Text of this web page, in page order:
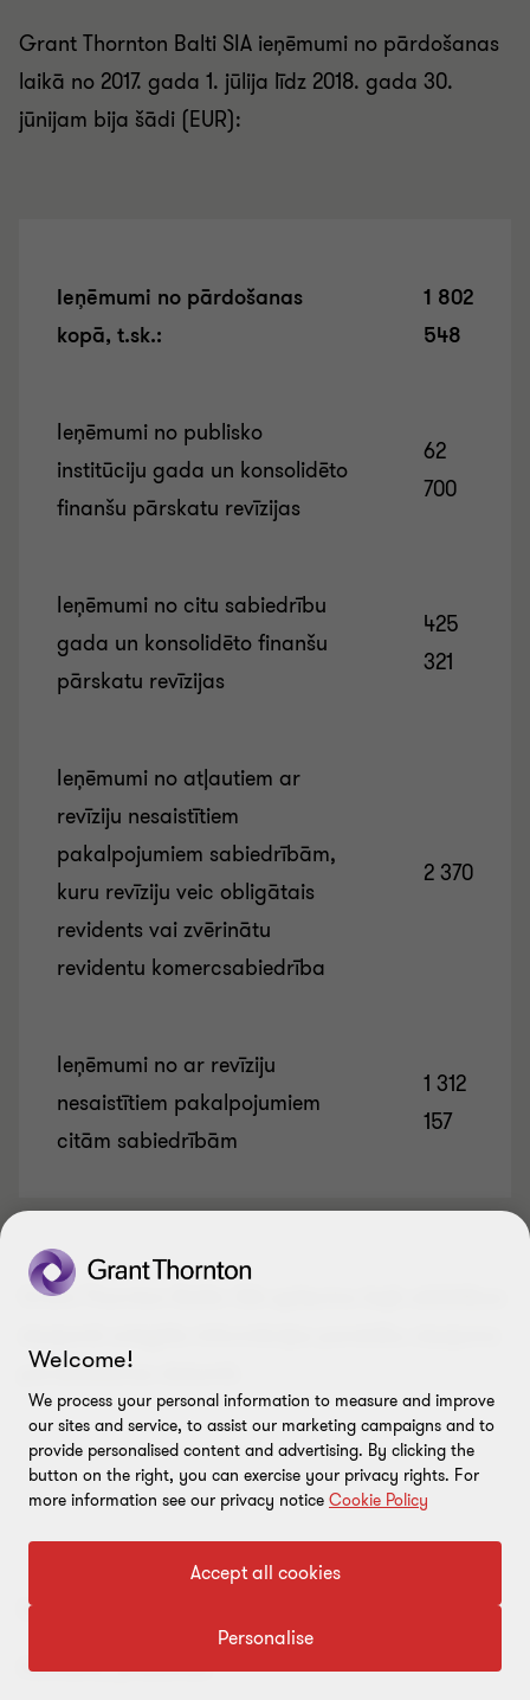
Grant Thornton Balti SIA ieņēmumi no pārdošanas
laikā no 2017. gada 1. jūlija līdz 2018. gada 30.
jūnijam bija šādi (EUR):
Ieņēmumi no pārdošanas
kopā, t.sk.:
1 802
548
Ieņēmumi no publisko
institūciju gada un konsolidēto
finanšu pārskatu revīzijas
62
700
Ieņēmumi no citu sabiedrību
gada un konsolidēto finanšu
pārskatu revīzijas
425
321
Ieņēmumi no atļautiem ar
revīziju nesaistītiem
pakalpojumiem sabiedrībām,
kuru revīziju veic obligātais
revidents vai zvērinātu
revidentu komercsabiedrība
2 370
Ieņēmumi no ar revīziju
nesaistītiem pakalpojumiem
citām sabiedrībām
1 312
157
Grant Thornton Baltic SIA apliecina šajā atklātības
parakstīšanas datumā
Dainis Tunsts
Partneris, prokūrists
Welcome!
We process your personal information to measure and improve
our sites and service, to assist our marketing campaigns and to
provide personalised content and advertising. By clicking the
button on the right, you can exercise your privacy rights. For
more information see our privacy notice Cookie Policy
Accept all cookies
Personalise